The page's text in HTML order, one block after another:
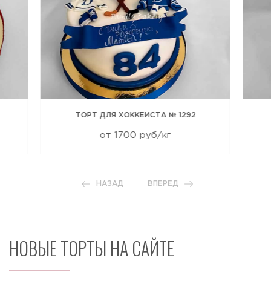
ТОРТ ДЛЯ ХОККЕИСТА № 1292
от 1700 руб/кг
НАЗАД ВПЕРЕД
НОВЫЕ ТОРТЫ НА САЙТЕ